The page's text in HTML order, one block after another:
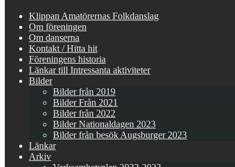
Klippan Amatörernas Folkdanslag
Om föreningen
Om danserna
Kontakt / Hitta hit
Föreningens historia
Länkar till Intressanta aktiviteter
Bilder
Bilder från 2019
Bilder Från 2021
Bilder från 2022
Bilder Nationaldagen 2023
Bilder från besök Augsburger 2023
Länkar
Arkiv